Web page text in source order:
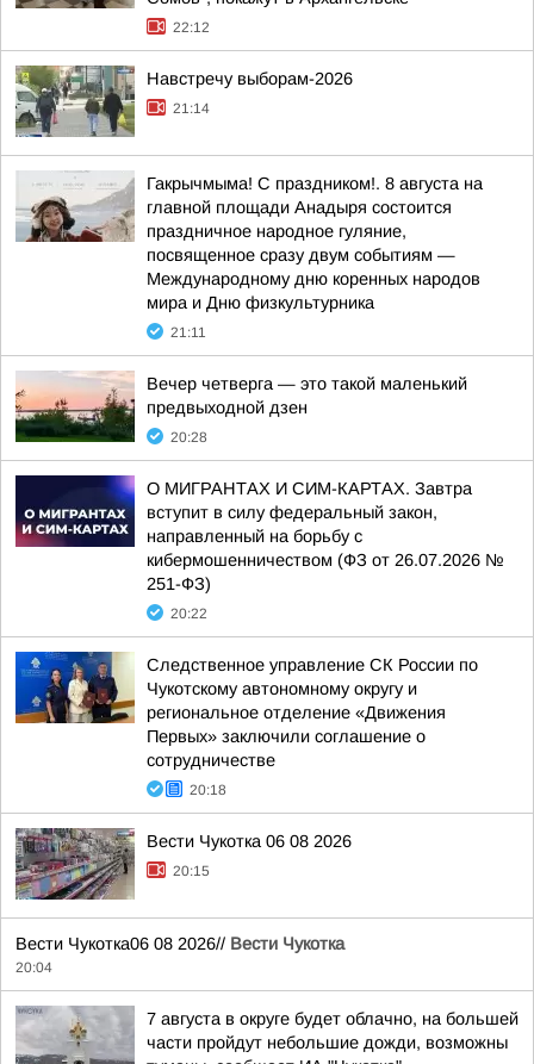
22:12
Навстречу выборам-2026
21:14
Гакрычмыма! С праздником!. 8 августа на
главной площади Анадыря состоится
праздничное народное гуляние,
посвященное сразу двум событиям —
Международному дню коренных народов
мира и Дню физкультурника
21:11
Вечер четверга — это такой маленький
предвыходной дзен
20:28
О МИГРАНТАХ И СИМ-КАРТАХ. Завтра
вступит в силу федеральный закон,
направленный на борьбу с
кибермошенничеством (ФЗ от 26.07.2026 №
251-ФЗ)
20:22
Следственное управление СК России по
Чукотскому автономному округу и
региональное отделение «Движения
Первых» заключили соглашение о
сотрудничестве
20:18
Вести Чукотка 06 08 2026
20:15
Вести Чукотка06 08 2026// Вести Чукотка
20:04
7 августа в округе будет облачно, на большей
части пройдут небольшие дожди, возможны